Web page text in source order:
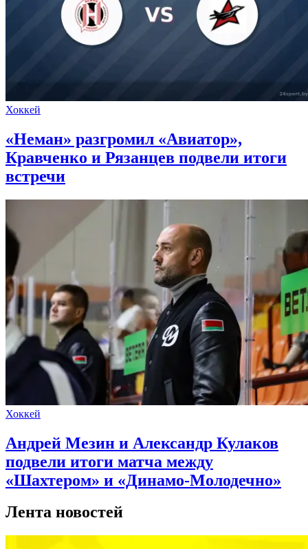
Хоккей
«Неман» разгромил «Авиатор»,
Кравченко и Рязанцев подвели итоги
встречи
Хоккей
Андрей Мезин и Александр Кулаков
подвели итоги матча между
«Шахтером» и «Динамо-Молодечно»
Лента новостей